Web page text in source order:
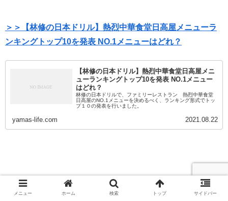
＞＞【林修の日本ドリル】熱烈中華食堂日高屋メニューラ
ンキングトップ10を発表 NO.1メニューはどれ？
【林修の日本ドリル】熱烈中華食堂日高屋メニ
ューランキングトップ10を発表 NO.1メニュー
はどれ？
林修の日本ドリルで、ファミリーレストラン 熱烈中華食堂
日高屋のNO.1メニューを決めるべく、ランキング形式でトッ
プ１０の発表を行いました。
yamas-life.com 2021.08.22
メニュー ホーム 検索 トップ サイドバー